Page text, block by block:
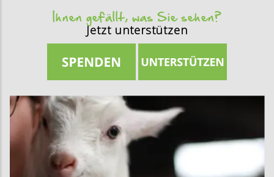
Ihnen gefällt, was Sie sehen?
Jetzt unterstützen